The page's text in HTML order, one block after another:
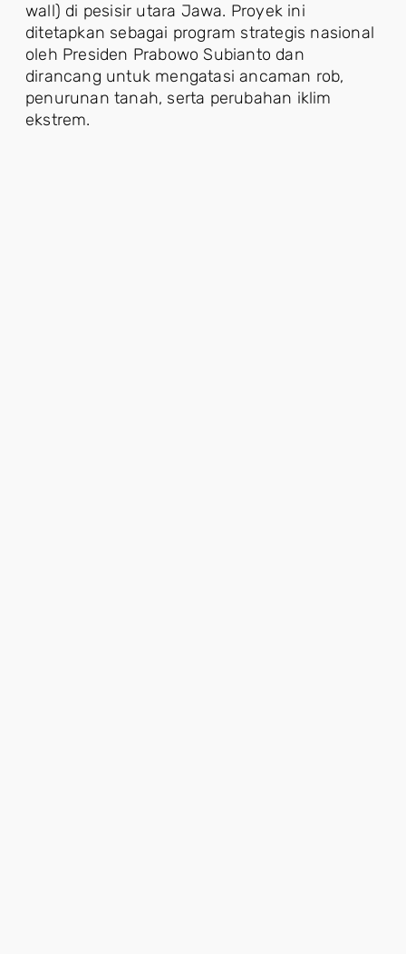
wall) di pesisir utara Jawa. Proyek ini
ditetapkan sebagai program strategis nasional
oleh Presiden Prabowo Subianto dan
dirancang untuk mengatasi ancaman rob,
penurunan tanah, serta perubahan iklim
ekstrem.